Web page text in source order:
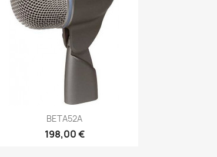
BETA52A
198,00 €
Aperçu rapide